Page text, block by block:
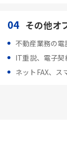
04 その他オ
不動産業務の電
IT重説、電子契
ネットFAX、ス